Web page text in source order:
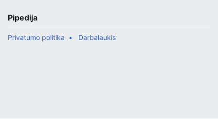
Pipedija
Privatumo politika Darbalaukis